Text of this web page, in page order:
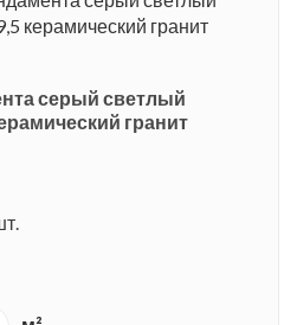
серый светлый
гранит